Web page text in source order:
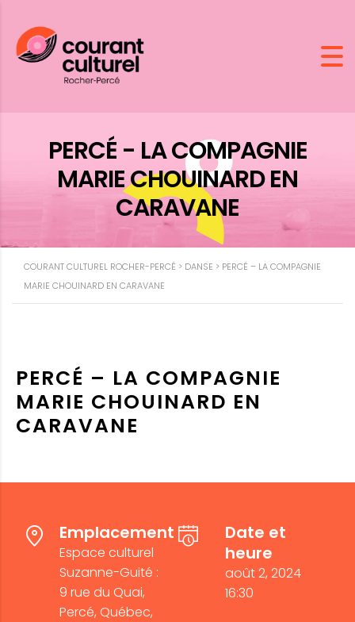
PERCÉ - LA COMPAGNIE
MARIE CHOUINARD EN
CARAVANE
COURANT CULTUREL ROCHER-PERCÉ > DANSE > PERCÉ – LA COMPAGNIE
MARIE CHOUINARD EN CARAVANE
PERCÉ – LA COMPAGNIE
MARIE CHOUINARD EN
CARAVANE
Emplacement
Espace culturel
Suzanne-Guité :
9 rue du Quai,
Percé, Québec,
Date et
heure
août 2, 2024
16:30